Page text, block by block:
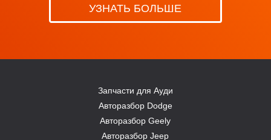
УЗНАТЬ БОЛЬШЕ
Запчасти для Ауди
Авторазбор Dodge
Авторазбор Geely
Авторазбор Jeep